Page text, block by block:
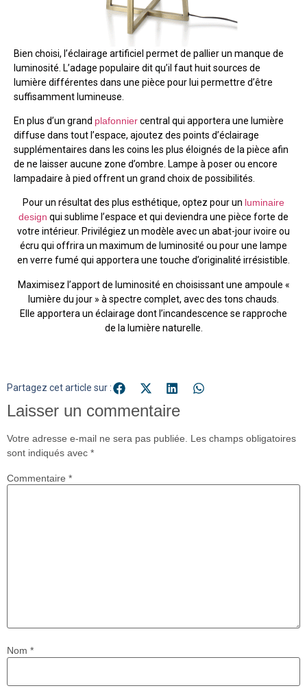
Bien choisi, l’éclairage artificiel permet de pallier un manque de
luminosité. L’adage populaire dit qu’il faut huit sources de
lumière différentes dans une pièce pour lui permettre d’être
suffisamment lumineuse.
En plus d’un grand plafonniercentral qui apportera une lumière
diffuse dans tout l’espace, ajoutez des points d’éclairage
supplémentaires dans les coins les plus éloignés de la pièce afin
de ne laisser aucune zone d’ombre. Lampe à poser ou encore
lampadaire à pied offrent un grand choix de possibilités.
Pour un résultat des plus esthétique, optez pour un luminaire
design qui sublime l’espace et qui deviendra une pièce forte de
votre intérieur. Privilégiez un modèle avec un abat-jour ivoire ou
écru qui offrira un maximum de luminosité ou pour une lampe
en verre fumé qui apportera une touche d’originalité irrésistible.
Maximisez l’apport de luminosité en choisissant une ampoule «
lumière du jour » à spectre complet, avec des tons chauds.
Elle apportera un éclairage dont l’incandescence se rapproche
de la lumière naturelle.
Partagez cet article sur :
Laisser un commentaire
Votre adresse e-mail ne sera pas publiée.
Les champs obligatoires
sont indiqués avec *
Commentaire *
Nom *